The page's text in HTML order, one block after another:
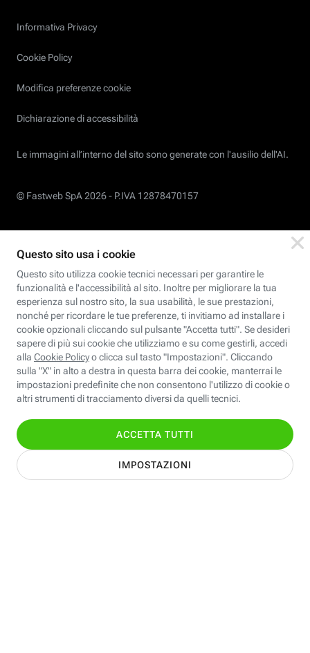
Informativa Privacy
Cookie Policy
Modifica preferenze cookie
Dichiarazione di accessibilità
Le immagini all’interno del sito sono generate con l'ausilio dell'AI.
© Fastweb SpA 2026 - P.IVA 12878470157